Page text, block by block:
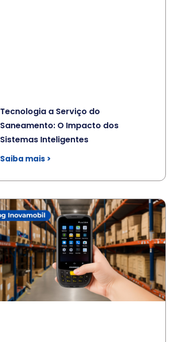
Tecnologia a Serviço do
Saneamento: O Impacto dos
Sistemas Inteligentes
Saiba mais >